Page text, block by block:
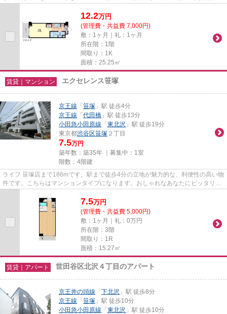
れたマンションです。毎日のごみ...
12.2万円
(管理費・共益費 7,000円)
敷：1ヶ月｜礼：1ヶ月
所在階：1階
間取り：1K
面積：25.25㎡
賃貸｜マンション エクセレンス笹塚
京王線 「笹塚 」駅 徒歩4分
京王線 「代田橋 」駅 徒歩13分
小田急小田原線 「東北沢 」駅 徒歩19分
東京都渋谷区笹塚 ２丁目
7.5万円
築年数：築35年 ｜募集中： 1室
階数：4階建
ライフ 笹塚店まで186mです。駅まで徒歩4分の立地が魅力的な、利便性の高い物
件です。こちらはマンションタイプになります。おしゃれなあなたにピッタリな
外観タイル張りのマンション...
7.5万円
(管理費・共益費 5,000円)
敷：1ヶ月｜礼：0万円
所在階：3階
間取り：1R
面積：15.27㎡
賃貸｜アパート 世田谷区北沢４丁目のアパート
京王井の頭線 「下北沢 」駅 徒歩8分
京王線 「笹塚 」駅 徒歩10分
小田急小田原線 「東北沢 」駅 徒歩10分